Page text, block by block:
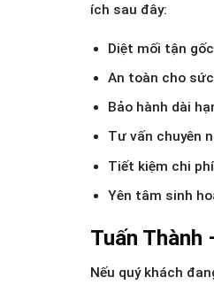
ích sau đây:
Diệt mối tận
An toàn cho
Bảo hành dài
Tư vấn chuyên
Tiết kiệm chi
Yên tâm sinh
Tuấn
Nếu quý khách